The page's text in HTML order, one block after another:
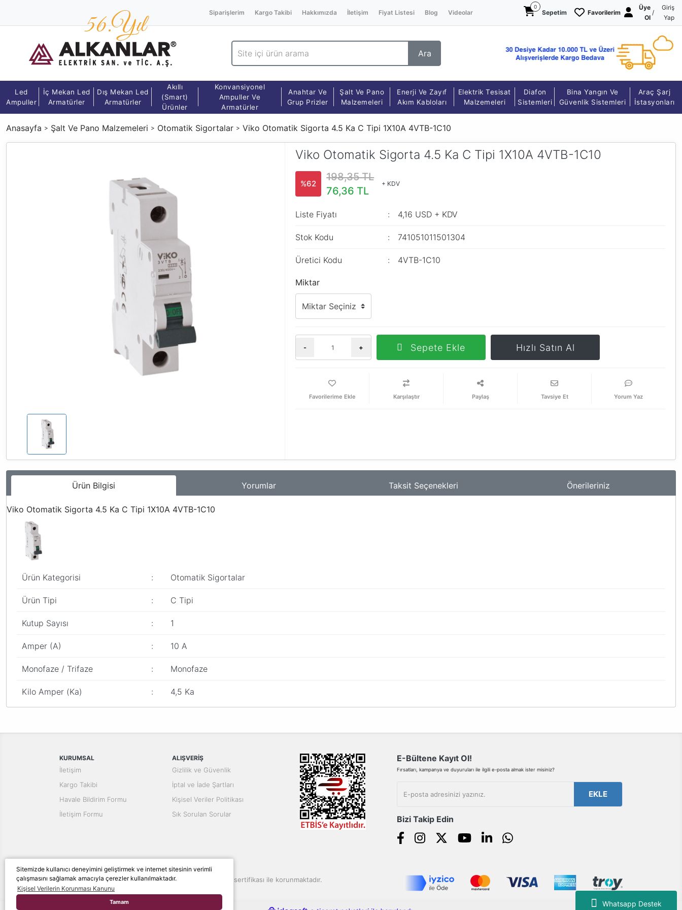
Sitemizde kullanıcı deneyimini geliştirmek ve internet sitesinin verimli
çalışmasını sağlamak amacıyla çerezler kullanılmaktadır.
Kişisel Verilerin Korunması Kanunu
Tamam Whatsapp Destek
Siparişlerim Kargo Takibi Hakkımızda İletişim Fiyat Listesi Blog Videolar
0
Sepetim Favorilerim
Üye
Ol
/
Giriş
Yap
Ara
Led
Ampuller
İç Mekan Led
Armatürler
Dış Mekan Led
Armatürler
Akıllı
(Smart)
Ürünler
Konvansiyonel
Ampuller Ve
Armatürler
Anahtar Ve
Grup Prizler
Şalt Ve Pano
Malzemeleri
Enerji Ve Zayıf
Akım Kabloları
Elektrik Tesisat
Malzemeleri
Diafon
Sistemleri
Bina Yangın Ve
Güvenlik Sistemleri
Araç Şarj
İstasyonları
Anasayfa Şalt Ve Pano Malzemeleri Otomatik Sigortalar Viko Otomatik Sigorta 4.5 Ka C Tipi 1X10A 4VTB-1C10
Viko Otomatik Sigorta 4.5 Ka C Tipi 1X10A 4VTB-1C10
%62
198,35 TL
76,36 TL
+ KDV
Liste Fiyatı 4,16 USD + KDV
Stok Kodu 741051011501304
Üretici Kodu 4VTB-1C10
Miktar
- + Sepete Ekle Hızlı Satın Al
Karşılaştır Paylaş Tavsiye Et Yorum Yaz
Ürün Bilgisi Yorumlar Taksit Seçenekleri Önerileriniz
Viko Otomatik Sigorta 4.5 Ka C Tipi 1X10A 4VTB-1C10
Ürün Kategorisi : Otomatik Sigortalar
Ürün Tipi : C Tipi
Kutup Sayısı : 1
Amper (A) : 10 A
Monofaze / Trifaze : Monofaze
Kilo Amper (Ka) : 4,5 Ka
Ürün bilgilerinde hatalar bulunuyor.
Ürün fiyatı diğer sitelerden daha pahalı.
Bu ürüne benzer farklı alternatifler olmalı.
KURUMSAL
İletişim
Kargo Takibi
Havale Bildirim Formu
İletişim Formu
ALIŞVERİŞ
Gizlilik ve Güvenlik
İptal ve İade Şartları
Kişisel Veriler Politikası
Sık Sorulan Sorular
E-Bültene Kayıt Ol!
Fırsatları, kampanya ve duyuruları ile ilgili e-posta almak ister misiniz?
EKLE
Bizi Takip Edin
© Tüm hakları saklıdır. Kredi kartı bilgileriniz 256bit SSL sertifikası ile korunmaktadır.